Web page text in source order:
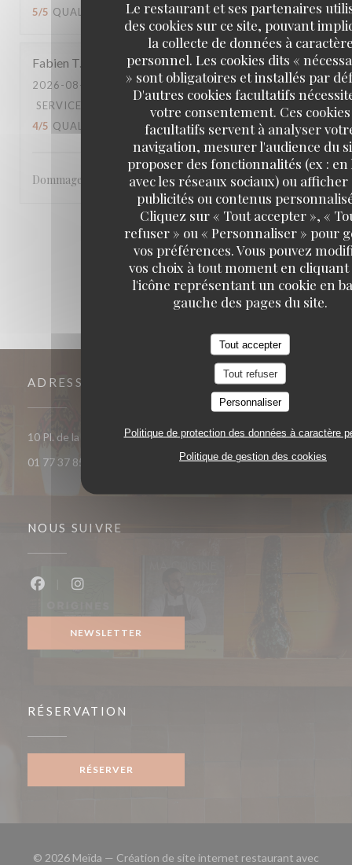
Le restaurant et ses partenaires
des cookies sur ce site, pouvant
la collecte de données à
personnel. Les cookies dits «
» sont obligatoires et installés par
D'autres cookies facultatifs
votre consentement. Ces cookies
facultatifs servent à analyser
navigation, mesurer l'audience du
proposer des fonctionnalités (ex : en
avec les réseaux sociaux) ou afficher
publicités ou contenus
Cliquez sur « Tout accepter », «
refuser » ou « Personnaliser » pour
vos préférences. Vous pouvez
vos choix à tout moment en
l'icône représentant un cookie en
gauche des pages du site.
Tout accepter
Tout refuser
Personnaliser
Politique de protection des données à caractère
Politique de gestion des cookies
5/5 QUALITÉ / PRIX: 4/5
Fabien T
2026-08-02
- 21:00 - COUVERTS 2
SERVICE
AMBIANCE CUISINE
4/5 QUALITÉ / PRIX 4/5
Dommage pour la fin de service
1 2 3
ADRESSE
10 Pl. de la République 93400 Saint-Ouen-sur-Seine((ouvre une
01 77 37 85 33
NOUS SUIVRE
NEWSLETTER
RÉSERVATION
RÉSERVER
© 2026 Meïda — Création de site internet restaurant avec